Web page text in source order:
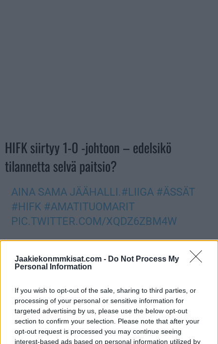
Jaakiekonmmkisat.com - Do Not Process My
Personal Information
If you wish to opt-out of the sale, sharing to third parties, or
processing of your personal or sensitive information for
targeted advertising by us, please use the below opt-out
section to confirm your selection. Please note that after your
opt-out request is processed you may continue seeing
interest-based ads based on personal information utilized by
HIFK siirtyy 1-0 -johtoon – edelsikö
tilannetta selvä paitsio?
AINA SAMA JÄÄHALLI.#LIIGA #ÄSSÄT
#HIFK #AMATITUOMARIT
PIC.TWITTER.COM/XQDZ6ZBM4W
IFK:n toisen osuman avauserässä iskiJoonas Nättinen
pääsi iskemäänkomean osuman Roni Hirvosenoivasta
esityöstä. HIFK on ennen tiistain ottelua Liigan kuntopuntarilla
niin viiden kuin kymmenenkin ottelun otannalla koko sarjan